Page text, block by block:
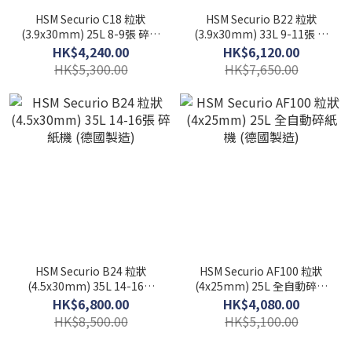
HSM Securio C18 粒狀
(3.9x30mm) 25L 8-9張 碎紙
機 (德國製造)
HK$4,240.00
HK$5,300.00
HSM Securio B22 粒狀
(3.9x30mm) 33L 9-11張 碎
紙機 (德國製造)
HK$6,120.00
HK$7,650.00
HSM Securio B24 粒狀
(4.5x30mm) 35L 14-16張
碎紙機 (德國製造)
HK$6,800.00
HK$8,500.00
HSM Securio AF100 粒狀
(4x25mm) 25L 全自動碎紙
機 (德國製造)
HK$4,080.00
HK$5,100.00